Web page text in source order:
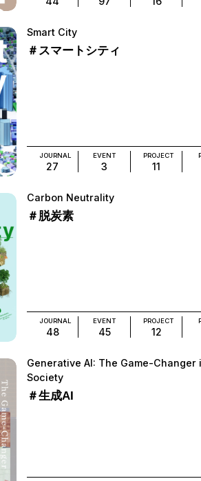
Smart City
＃スマートシティ
JOURNAL
27
EVENT
3
PROJECT
11
Carbon Neutrality
＃脱炭素
JOURNAL
48
EVENT
45
PROJECT
12
Generative AI: The Game-Changer
Society
＃生成AI